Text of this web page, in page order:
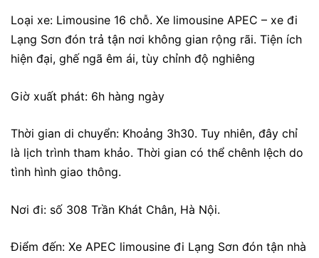
Loại xe: Limousine 16 chỗ. Xe limousine APEC – xe đi
Lạng Sơn đón trả tận nơi không gian rộng rãi. Tiện ích
hiện đại, ghế ngã êm ái, tùy chỉnh độ nghiêng
Giờ xuất phát: 6h hàng ngày
Thời gian di chuyển: Khoảng 3h30. Tuy nhiên, đây chỉ
là lịch trình tham khảo. Thời gian có thể chênh lệch do
tình hình giao thông.
Nơi đi: số 308 Trần Khát Chân, Hà Nội.
Điểm đến: Xe APEC limousine đi Lạng Sơn đón tận nhà